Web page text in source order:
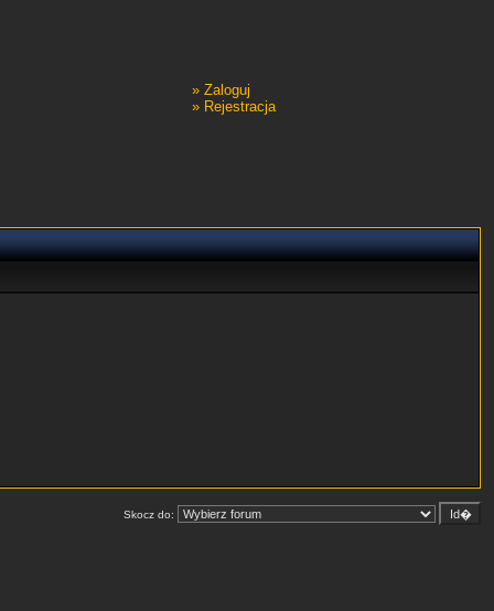
» Zaloguj
» Rejestracja
Skocz do: